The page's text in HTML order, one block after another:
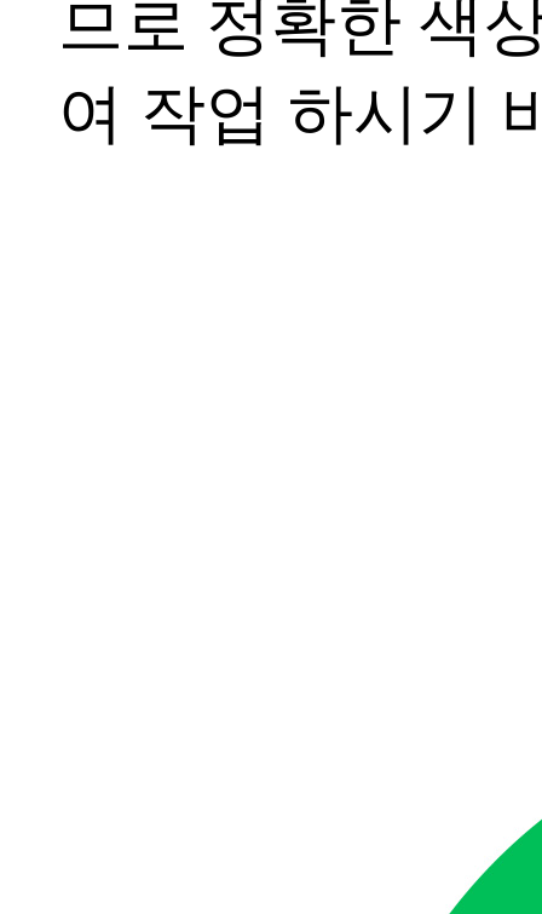
므로 정확한 색
여 작업 하시기